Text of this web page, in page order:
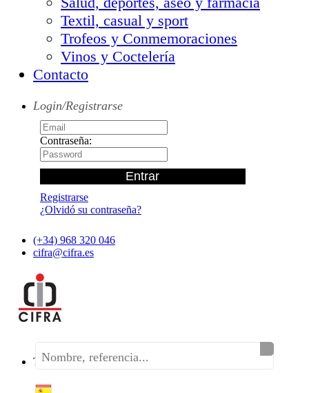
Textil, casual y sport
Trofeos y Conmemoraciones
Vinos y Coctelería
Contacto
Login/Registrarse
Contraseña:
Registrarse
¿Olvidó su contraseña?
(+34) 968 320 046
cifra@cifra.es
Teléfono:(+34) 968 320 046